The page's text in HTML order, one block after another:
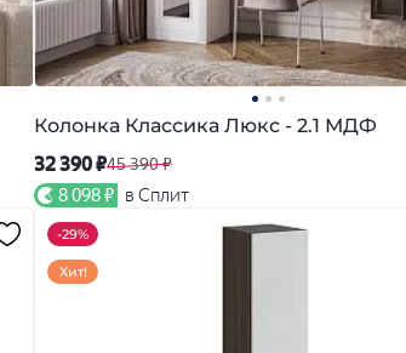
Колонка Классика Люкс - 2.1 МДФ
32 390 ₽45 390 ₽
8 098 ₽ в Сплит
-29%
Хит!